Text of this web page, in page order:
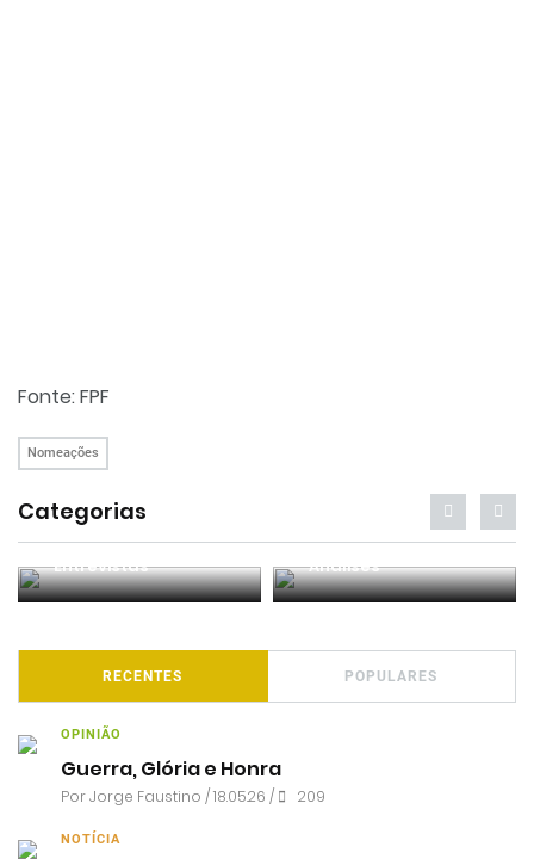
Fonte: FPF
Nomeações
Categorias
Entrevistas Análises
RECENTES POPULARES
OPINIÃO
Guerra, Glória e Honra
PorJorge Faustino / 18.05.26 / 209
NOTÍCIA